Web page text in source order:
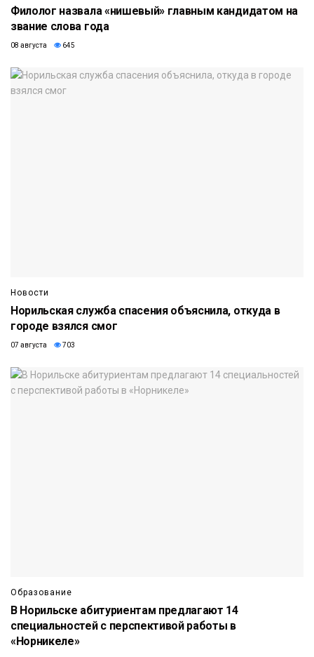
Филолог назвала «нишевый» главным кандидатом на
звание слова года
08 августа 645
Новости
Норильская служба спасения объяснила, откуда в
городе взялся смог
07 августа 703
Образование
В Норильске абитуриентам предлагают 14
специальностей с перспективой работы в
«Норникеле»